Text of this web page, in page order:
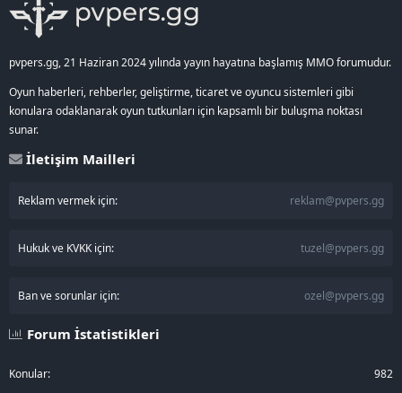
pvpers.gg, 21 Haziran 2024 yılında yayın hayatına başlamış MMO forumudur.
Oyun haberleri, rehberler, geliştirme, ticaret ve oyuncu sistemleri gibi
konulara odaklanarak oyun tutkunları için kapsamlı bir buluşma noktası
sunar.
İletişim Mailleri
Reklam vermek için: reklam@pvpers.gg
Hukuk ve KVKK için: tuzel@pvpers.gg
Ban ve sorunlar için: ozel@pvpers.gg
Forum İstatistikleri
Konular 982